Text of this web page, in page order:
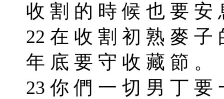
收 割 的 時 候 也 要
22 在 收 割 初 熟 麥 子
年 底 要 守 收 藏 節 。
23 你 們 一 切 男 丁